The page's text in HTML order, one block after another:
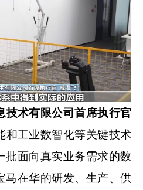
技术有限公司首席执行官
和工业数智化等关键技术
批面向真实业务需求的数
马在华的研发、生产、供